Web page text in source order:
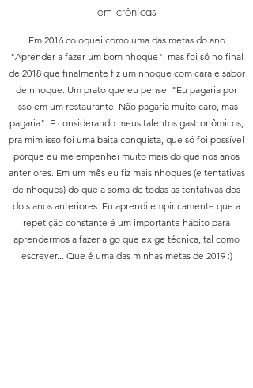
em crônicas
Em 2016 coloquei como uma das metas do ano
"Aprender a fazer um bom nhoque", mas foi só no final
de 2018 que finalmente fiz um nhoque com cara e sabor
de nhoque. Um prato que eu pensei "Eu pagaria por
isso em um restaurante. Não pagaria muito caro, mas
pagaria". E considerando meus talentos gastronômicos,
pra mim isso foi uma baita conquista, que só foi possível
porque eu me empenhei muito mais do que nos anos
anteriores. Em um mês eu fiz mais nhoques (e tentativas
de nhoques) do que a soma de todas as tentativas dos
dois anos anteriores. Eu aprendi empiricamente que a
repetição constante é um importante hábito para
aprendermos a fazer algo que exige técnica, tal como
escrever... Que é uma das minhas metas de 2019 :)